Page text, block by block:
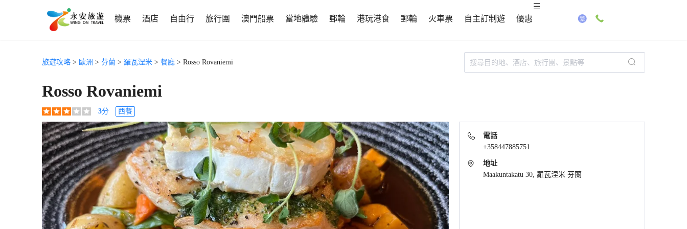
機票 酒店 自由行 旅行團 澳門船票 當地體驗 郵輪 港玩港食 郵輪 火車票 自主訂制遊 優惠
旅遊攻略 > 歐洲 > 芬蘭 > 羅瓦涅米 > 餐廳 > Rosso Rovaniemi
Rosso Rovaniemi
3分 西餐
電話
+358447885751
地址
Maakuntakatu 30, 羅瓦涅米 芬蘭